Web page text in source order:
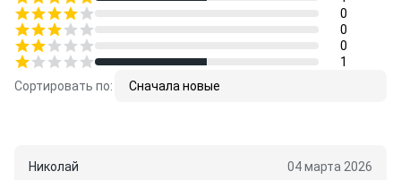
0
0
0
1
Сортировать по:
Сначала новые
Николай
04 марта 2026